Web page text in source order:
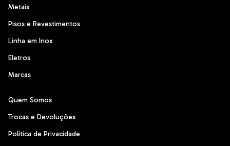
Metais
Pisos e Revestimentos
Linha em Inox
Eletros
Marcas
Quem Somos
Trocas e Devoluções
Política de Privacidade